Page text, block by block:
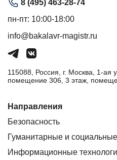
8 (495) 463-28-74
пн-пт: 10:00-18:00
info@bakalavr-magistr.ru
115088, Россия, г. Москва, 1-ая
помещение 306, 3 этаж,
Направления
Безопасность
Гуманитарные и
Информационные